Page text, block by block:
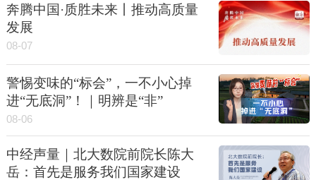
奔腾中国·质胜未来丨推动高质量
发展
08-07
警惕变味的“标会”，一不小心掉
进“无底洞”！｜明辨是“非”
08-06
中经声量｜北大数院前院长陈大
岳：首先是服务我们国家建设